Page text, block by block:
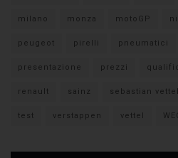
milano monza motoGP
peugeot pirelli pneumatici
presentazione prezzi
renault sainz sebastian vettel
test verstappen vettel